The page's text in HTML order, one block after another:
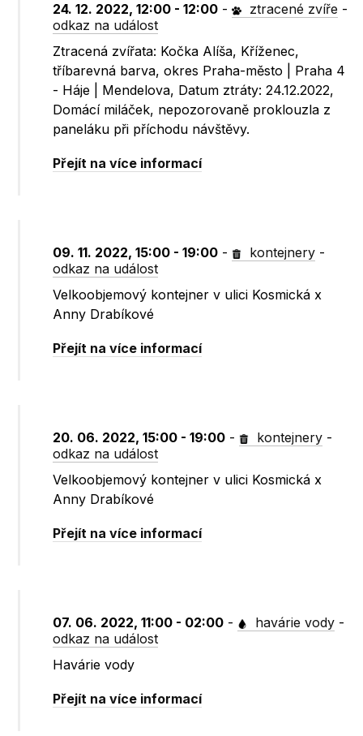
24. 12. 2022, 12:00 - 12:00 - ztracené zvíře -
odkaz na událost
Ztracená zvířata: Kočka Alíša, Kříženec,
tříbarevná barva, okres Praha-město | Praha 4
- Háje | Mendelova, Datum ztráty: 24.12.2022,
Domácí miláček, nepozorovaně proklouzla z
paneláku při příchodu návštěvy.
Přejít na více informací
09. 11. 2022, 15:00 - 19:00 - kontejnery -
odkaz na událost
Velkoobjemový kontejner v ulici Kosmická x
Anny Drabíkové
Přejít na více informací
20. 06. 2022, 15:00 - 19:00 - kontejnery -
odkaz na událost
Velkoobjemový kontejner v ulici Kosmická x
Anny Drabíkové
Přejít na více informací
07. 06. 2022, 11:00 - 02:00 - havárie vody -
odkaz na událost
Havárie vody
Přejít na více informací